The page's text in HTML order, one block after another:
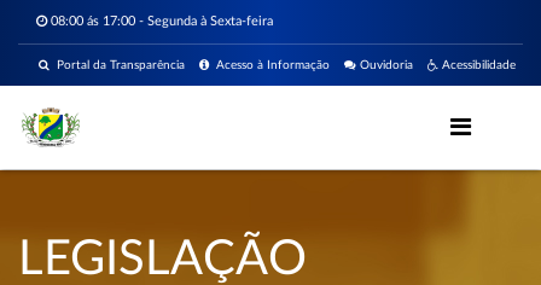
08:00 ás 17:00 - Segunda à Sexta-feira
Acessibilidade
Ouvidoria
Acesso à Informação
Portal da Transparência
LEGISLAÇÃO